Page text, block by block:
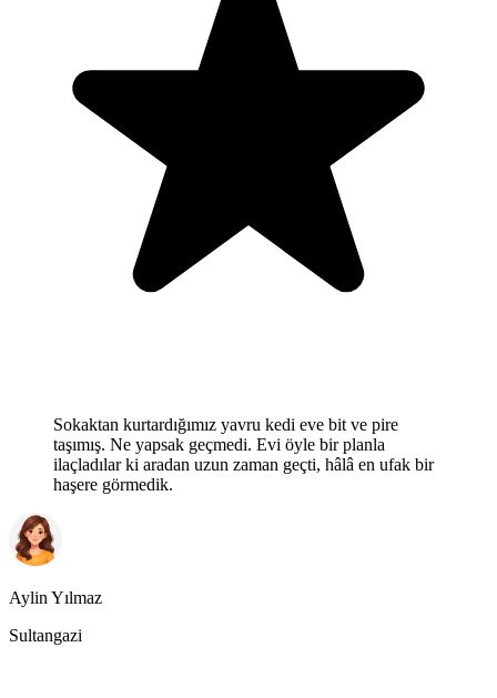
Sokaktan kurtardığımız yavru kedi eve bit ve pire
taşımış. Ne yapsak geçmedi. Evi öyle bir planla
ilaçladılar ki aradan uzun zaman geçti, hâlâ en ufak bir
haşere görmedik.
Aylin Yılmaz
Sultangazi